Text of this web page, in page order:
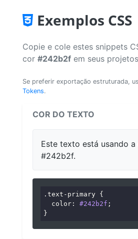
Exemplos CSS
Copie e cole estes snippets
cor #242b2f em seus
Se preferir exportação estruturada,
Tokens.
COR DO TEXTO
Este texto está usando
#242b2f.
.text-primary {
color : #242b2f ;
}